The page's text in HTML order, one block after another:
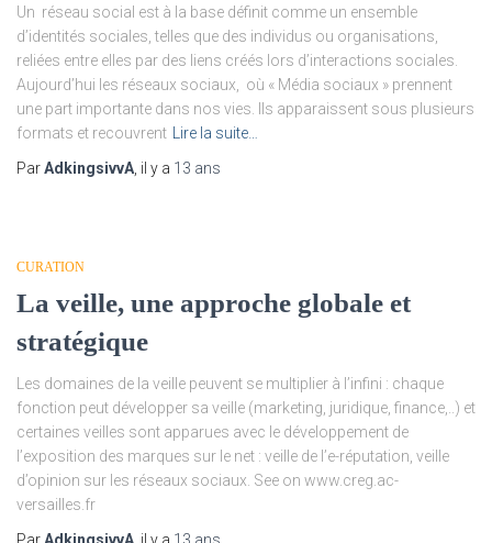
Un réseau social est à la base définit comme un ensemble
d’identités sociales, telles que des individus ou organisations,
reliées entre elles par des liens créés lors d’interactions sociales.
Aujourd’hui les réseaux sociaux, où « Média sociaux » prennent
une part importante dans nos vies. Ils apparaissent sous plusieurs
formats et recouvrent
Lire la suite…
ParAdkingsivvA , il y a 13 ans
CURATION
La veille, une approche globale et
stratégique
Les domaines de la veille peuvent se multiplier à l’infini : chaque
fonction peut développer sa veille (marketing, juridique, finance,..) et
certaines veilles sont apparues avec le développement de
l’exposition des marques sur le net : veille de l’e-réputation, veille
d’opinion sur les réseaux sociaux. See on www.creg.ac-
versailles.fr